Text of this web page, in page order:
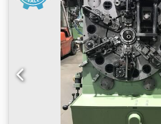
mm Kapacitet: upp till 250/min.